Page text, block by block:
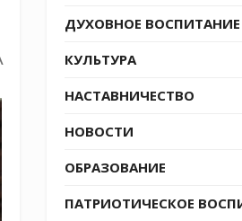
ДУХОВНОЕ ВОСПИТАНИЕ
КУЛЬТУРА
НАСТАВНИЧЕСТВО
НОВОСТИ
ОБРАЗОВАНИЕ
ПАТРИОТИЧЕСКОЕ